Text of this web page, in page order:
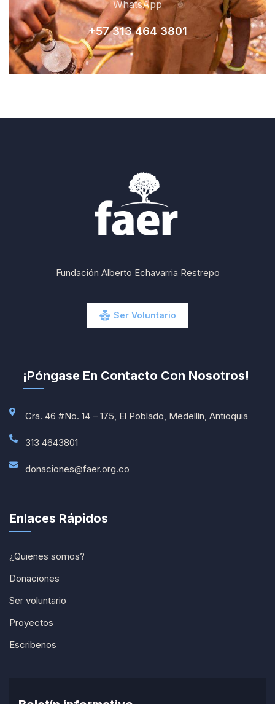
WhatsApp
+57 313 464 3801
Fundación Alberto Echavarria Restrepo
Ser Voluntario
¡Póngase En Contacto Con Nosotros!
Cra. 46 #No. 14 – 175, El Poblado, Medellín, Antioquia
313 4643801
donaciones@faer.org.co
Enlaces Rápidos
¿Quienes somos?
Donaciones
Ser voluntario
Proyectos
Escribenos